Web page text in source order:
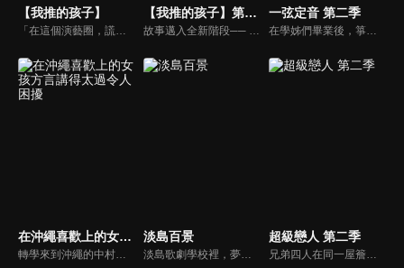
【我推的孩子】
「在這個演藝圈，謊言就是武器」天才偶像小愛已死，她留下一對雙胞胎兄妹，妹妹露比決定邁向曾經是母親所在的演藝圈。而哥哥阿奎亞則是誓言要對協助殺害小愛的親生父親報仇。「他們是小愛的私生子」「他們擁有前世的記憶」這對有著秘密的兄妹，開始了故事的新篇章…。
【我推的孩子】第三季
故事邁入全新階段── 距離《POP IN 2》發行已過半年。在 MEMちょ 的努力推動下，B小町如今正站在爆紅的門檻前。 阿奎亞作為多棲藝人活躍發展，茜則穩健地走在實力派女演員的道路上。 然而另一方面，佳奈卻逐漸失去了過往的開朗。 同時，為了追尋愛與五郎死亡的真相， 露比在演藝圈中一路攀升── 以「謊言」作為武器。
一弦定音 第二季
在學姊們畢業後，箏曲社就只剩下武藏一個社員了。到了四月的新學期，雖然很努力招募新社員，但這個社團的存在本身就不為人知。這時突然出現了一個外表看起來就知道是不良少年，一臉和古箏扯不上關係的新生說要入社！？
在沖繩喜歡上的女孩方言講得太過令人困擾
轉學來到沖繩的中村照秋（小照）喜歡上了同班的喜屋武同學。夢想中的高中生活即將要開始了！才剛這麼想，小照卻發現自己完全聽不懂她講的沖繩語（方言）！幸好比嘉同學總是會幫忙翻譯她講的方言…但其實比嘉同學也在暗戀小照！？在這與東京截然不同的南方島嶼，一場有點奇特的異文化戀愛喜劇即將開始！
淡島百景
淡島歌劇學校裡，夢想著站上舞台的少女們自全國各地齊聚而來。憧憬著歌舞劇明星而入學的新生・若菜。背負著摯友的思念努力學習的舍長・絹枝。散發出壓倒性存在感的，美麗特待生・繪美。憧憬她、嫉妒她，並不斷渴求她目光的桂子與其家人――。她們無可替代的日子，隨著人物視角的轉換，在彼此交錯之中緩緩連結起來。活在當下的少女們的，清新而鮮烈的青春塗鴉。
超級戀人 第二季
兄弟四人在同一屋簷下生活是長子海棠晴的夢想。但是，春子揚言要將海棠零帶回瑞士卻給這個家庭帶來了風暴。海棠晴十分希望海棠零能夠留在日本，但卻不清楚自己如此希望海棠零留在自己身邊的原因是什麼，腦海中反復回想著“海棠零只是自己的弟弟”。